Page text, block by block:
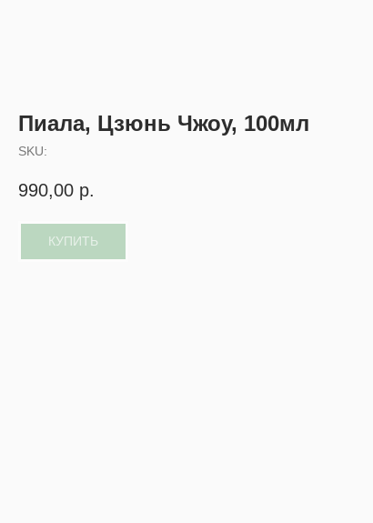
Пиала, Цзюнь Чжоу, 100мл
SKU:
990,00 р.
КУПИТЬ